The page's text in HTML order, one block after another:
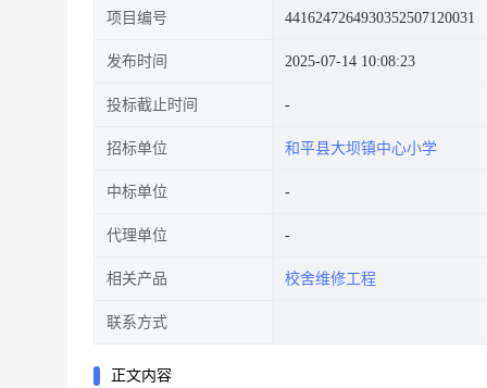
项目编号 4416247264930352507120031
发布时间 2025-07-14 10:08:23
投标截止时间
招标单位 和平县大坝镇中心小学
中标单位
代理单位
相关产品 校舍维修工程
联系方式
正文内容